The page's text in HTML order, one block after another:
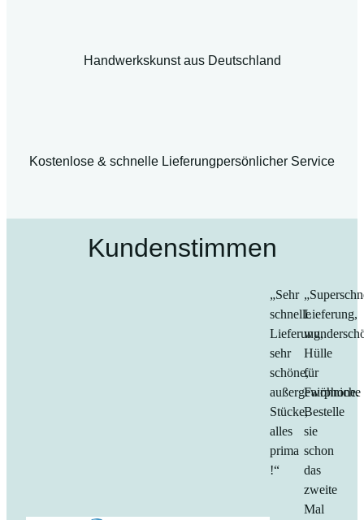
Handwerkskunst aus Deutschland
Kostenlose & schnelle Lieferungpersönlicher Service
Kundenstimmen
„Sehr
schnelle
Lieferung,
sehr
schöne,
außergewöhniche
Stücke,
alles
prima
!“
Lieferung,
Hülle
für
Fairphone.
Bestelle
sie
schon
das
zweite
Mal